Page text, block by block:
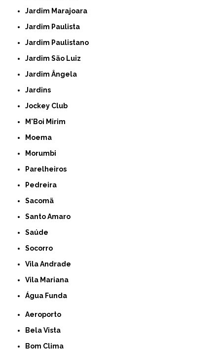
Jardim Marajoara
Jardim Paulista
Jardim Paulistano
Jardim São Luiz
Jardim Ângela
Jardins
Jockey Club
M'Boi Mirim
Moema
Morumbi
Parelheiros
Pedreira
Sacomã
Santo Amaro
Saúde
Socorro
Vila Andrade
Vila Mariana
Água Funda
Aeroporto
Bela Vista
Bom Clima